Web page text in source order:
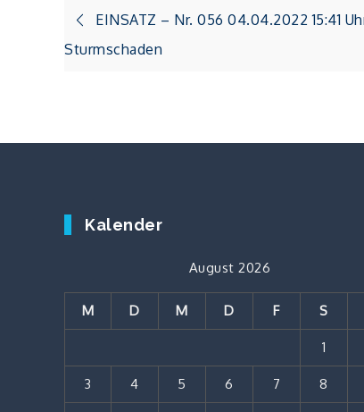
EINSATZ – Nr. 056 04.04.2022 15:41
Sturmschaden
Kalender
August 2026
M D M D F S
1
3 4 5 6 7 8